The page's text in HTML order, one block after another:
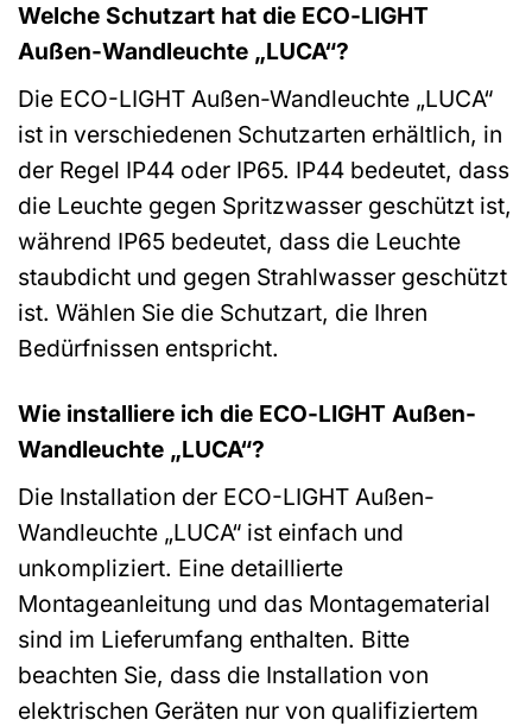
Welche Schutzart hat die ECO-LIGHT
Außen-Wandleuchte „LUCA“?
Die ECO-LIGHT Außen-Wandleuchte „LUCA“
ist in verschiedenen Schutzarten erhältlich, in
der Regel IP44 oder IP65. IP44 bedeutet, dass
die Leuchte gegen Spritzwasser geschützt ist,
während IP65 bedeutet, dass die Leuchte
staubdicht und gegen Strahlwasser geschützt
ist. Wählen Sie die Schutzart, die Ihren
Bedürfnissen entspricht.
Wie installiere ich die ECO-LIGHT Außen-
Wandleuchte „LUCA“?
Die Installation der ECO-LIGHT Außen-
Wandleuchte „LUCA“ ist einfach und
unkompliziert. Eine detaillierte
Montageanleitung und das Montagematerial
sind im Lieferumfang enthalten. Bitte
beachten Sie, dass die Installation von
elektrischen Geräten nur von qualifiziertem